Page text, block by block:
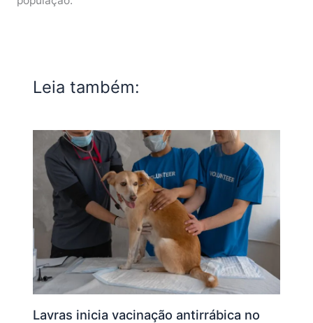
Leia também:
Lavras inicia vacinação antirrábica no